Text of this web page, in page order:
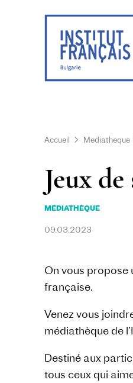
Accueil Mediatheque
Jeux
MÉDIATHÈQUE
09.03.2023
On vous propose
française.
Venez vous
médiathèque de
Destiné aux
tous ceux qui